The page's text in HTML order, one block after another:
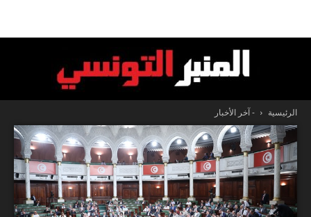
المنبر
التونسي
الرئيسية - آخر الأخبار